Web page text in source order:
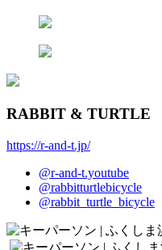
RABBIT & TURTLE
https://r-and-t.jp/
@r-and-t.youtube
@rabbitturtlebicycle
@rabbit_turtle_bicycle